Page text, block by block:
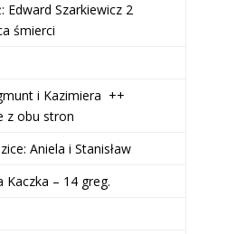
Edward Szarkiewicz 2
śmierci
i Kazimiera ++
z obu stron
Aniela i Stanisław
Kaczka – 14 greg.